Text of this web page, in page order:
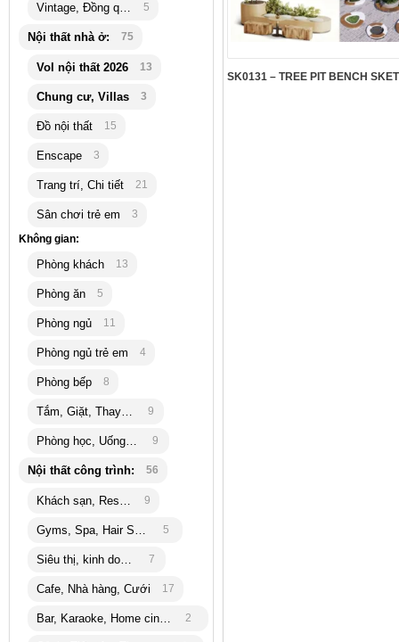
Vintage, Đồng quê 5
Nội thất nhà ở: 75
Vol nội thất 2026 13
Chung cư, Villas 3
Đồ nội thất 15
Enscape 3
Trang trí, Chi tiết 21
Sân chơi trẻ em
3
Không gian:
Phòng khách 13
Phòng ăn 5
Phòng ngủ 11
Phòng ngủ trẻ em 4
Phòng bếp 8
Tắm, Giặt, Thay đồ 9
Phòng học, Uống trà 9
Nội thất công trình: 56
Khách sạn, Resort 9
Gyms, Spa, Hair Salon 5
Siêu thị, kinh doanh 7
Cafe, Nhà hàng, Cưới 17
Bar, Karaoke, Home cinema 2